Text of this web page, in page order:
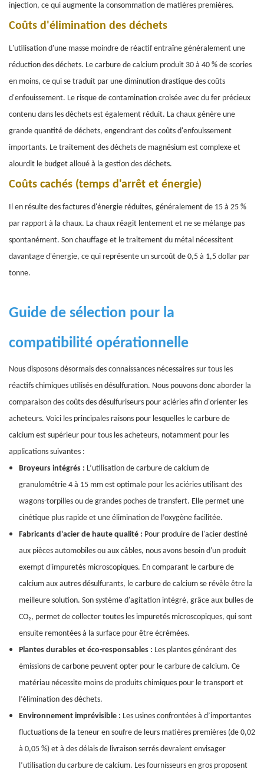
injection, ce qui augmente la consommation de matières premières.
Coûts d'élimination des déchets
L'utilisation d'une masse moindre de réactif entraîne généralement une
réduction des déchets. Le carbure de calcium produit 30 à 40 % de scories
en moins, ce qui se traduit par une diminution drastique des coûts
d'enfouissement. Le risque de contamination croisée avec du fer précieux
contenu dans les déchets est également réduit. La chaux génère une
grande quantité de déchets, engendrant des coûts d'enfouissement
importants. Le traitement des déchets de magnésium est complexe et
alourdit le budget alloué à la gestion des déchets.
Coûts cachés (temps d'arrêt et énergie)
Il en résulte des factures d'énergie réduites, généralement de 15 à 25 %
par rapport à la chaux. La chaux réagit lentement et ne se mélange pas
spontanément. Son chauffage et le traitement du métal nécessitent
davantage d'énergie, ce qui représente un surcoût de 0,5 à 1,5 dollar par
tonne.
Guide de sélection pour la
compatibilité opérationnelle
Nous disposons désormais des connaissances nécessaires sur tous les
réactifs chimiques utilisés en désulfuration. Nous pouvons donc aborder la
comparaison des coûts des désulfuriseurs pour aciéries afin d'orienter les
acheteurs. Voici les principales raisons pour lesquelles le carbure de
calcium est supérieur pour tous les acheteurs, notamment pour les
applications suivantes :
Broyeurs intégrés : L’utilisation de carbure de calcium de
granulométrie 4 à 15 mm est optimale pour les aciéries utilisant des
wagons-torpilles ou de grandes poches de transfert. Elle permet une
cinétique plus rapide et une élimination de l’oxygène facilitée.
Fabricants d'acier de haute qualité : Pour produire de l'acier destiné
aux pièces automobiles ou aux câbles, nous avons besoin d'un produit
exempt d'impuretés microscopiques. En comparant le carbure de
calcium aux autres désulfurants, le carbure de calcium se révèle être la
meilleure solution. Son système d'agitation intégré, grâce aux bulles de
CO₂, permet de collecter toutes les impuretés microscopiques, qui sont
ensuite remontées à la surface pour être écrémées.
Plantes durables et éco-responsables : Les plantes générant des
émissions de carbone peuvent opter pour le carbure de calcium. Ce
matériau nécessite moins de produits chimiques pour le transport et
l’élimination des déchets.
Environnement imprévisible : Les usines confrontées à d’importantes
fluctuations de la teneur en soufre de leurs matières premières (de 0,02
à 0,05 %) et à des délais de livraison serrés devraient envisager
l’utilisation du carbure de calcium. Les fournisseurs en gros proposent